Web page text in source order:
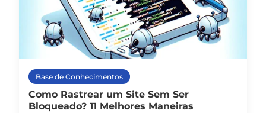
Base de Conhecimentos
Como Rastrear um Site Sem Ser
Bloqueado? 11 Melhores Maneiras